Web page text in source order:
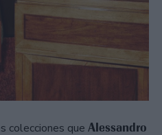
colecciones que Alessandro